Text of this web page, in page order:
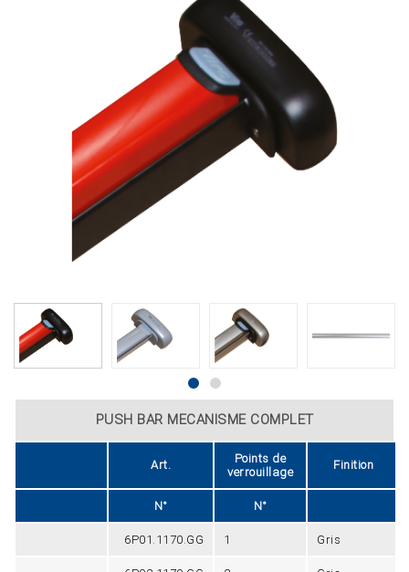
PUSH BAR MECANISME COMPLET
Art.
Points de
verrouillage
Finition
N° N°
6P01.1170.GG 1 Gris